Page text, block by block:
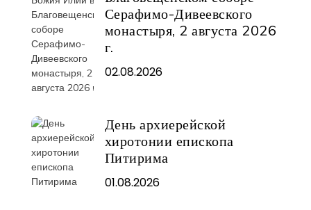
Серафимо-Дивеевского
монастыря, 2 августа 2026
г.
02.08.2026
День архиерейской
хиротонии епископа
Питирима
01.08.2026